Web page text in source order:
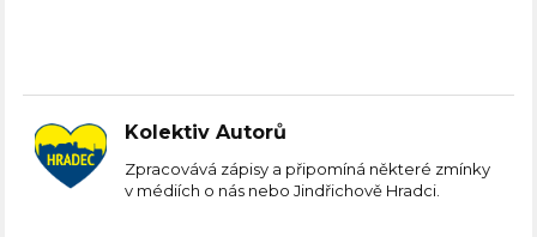
Kolektiv Autorů
Zpracovává zápisy a připomíná některé zmínky
v médiích o nás nebo Jindřichově Hradci.